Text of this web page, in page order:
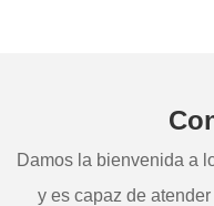
Damos la bienvenida a
y es capaz de